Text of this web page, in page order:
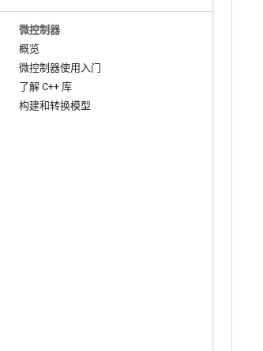
微控制器
概览
微控制器使用入门
了解 C++ 库
构建和转换模型